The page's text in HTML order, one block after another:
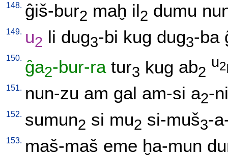
148. ĝiš-bur2 maḫ il2 dumu
149. u2 li dug3-bi kug dug3-ba
150. ĝa2-bur-ra tur3 kug ab2
u2
151. nun-zu am gal am-si a2-
152. sumun2 si mu2 si-muš3-
153. maš-maš eme ḫa-mun